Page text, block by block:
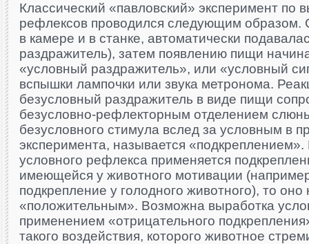
Классический «павловский» эксперимент по
рефлексов проводился следующим образом.
в камере и в станке, автоматически
раздражитель), затем появлению пищи
«условный раздражитель», или «условный
вспышки лампочки или звука метронома.
безусловный раздражитель в виде пищи
безусловно-рефлекторным отделением
безусловного стимула вслед за условным в
эксперимента, называется
условного рефлекса применяется
имеющейся у животного мотивации
подкрепление у голодного животного), то оно
«положительным». Возможна выработка
применением «отрицательного
такого воздействия, которого животное